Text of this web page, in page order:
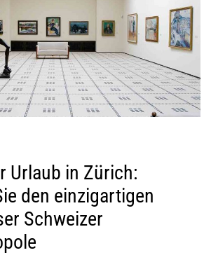
Urlaub in Zürich:
den einzigartigen
Schweizer